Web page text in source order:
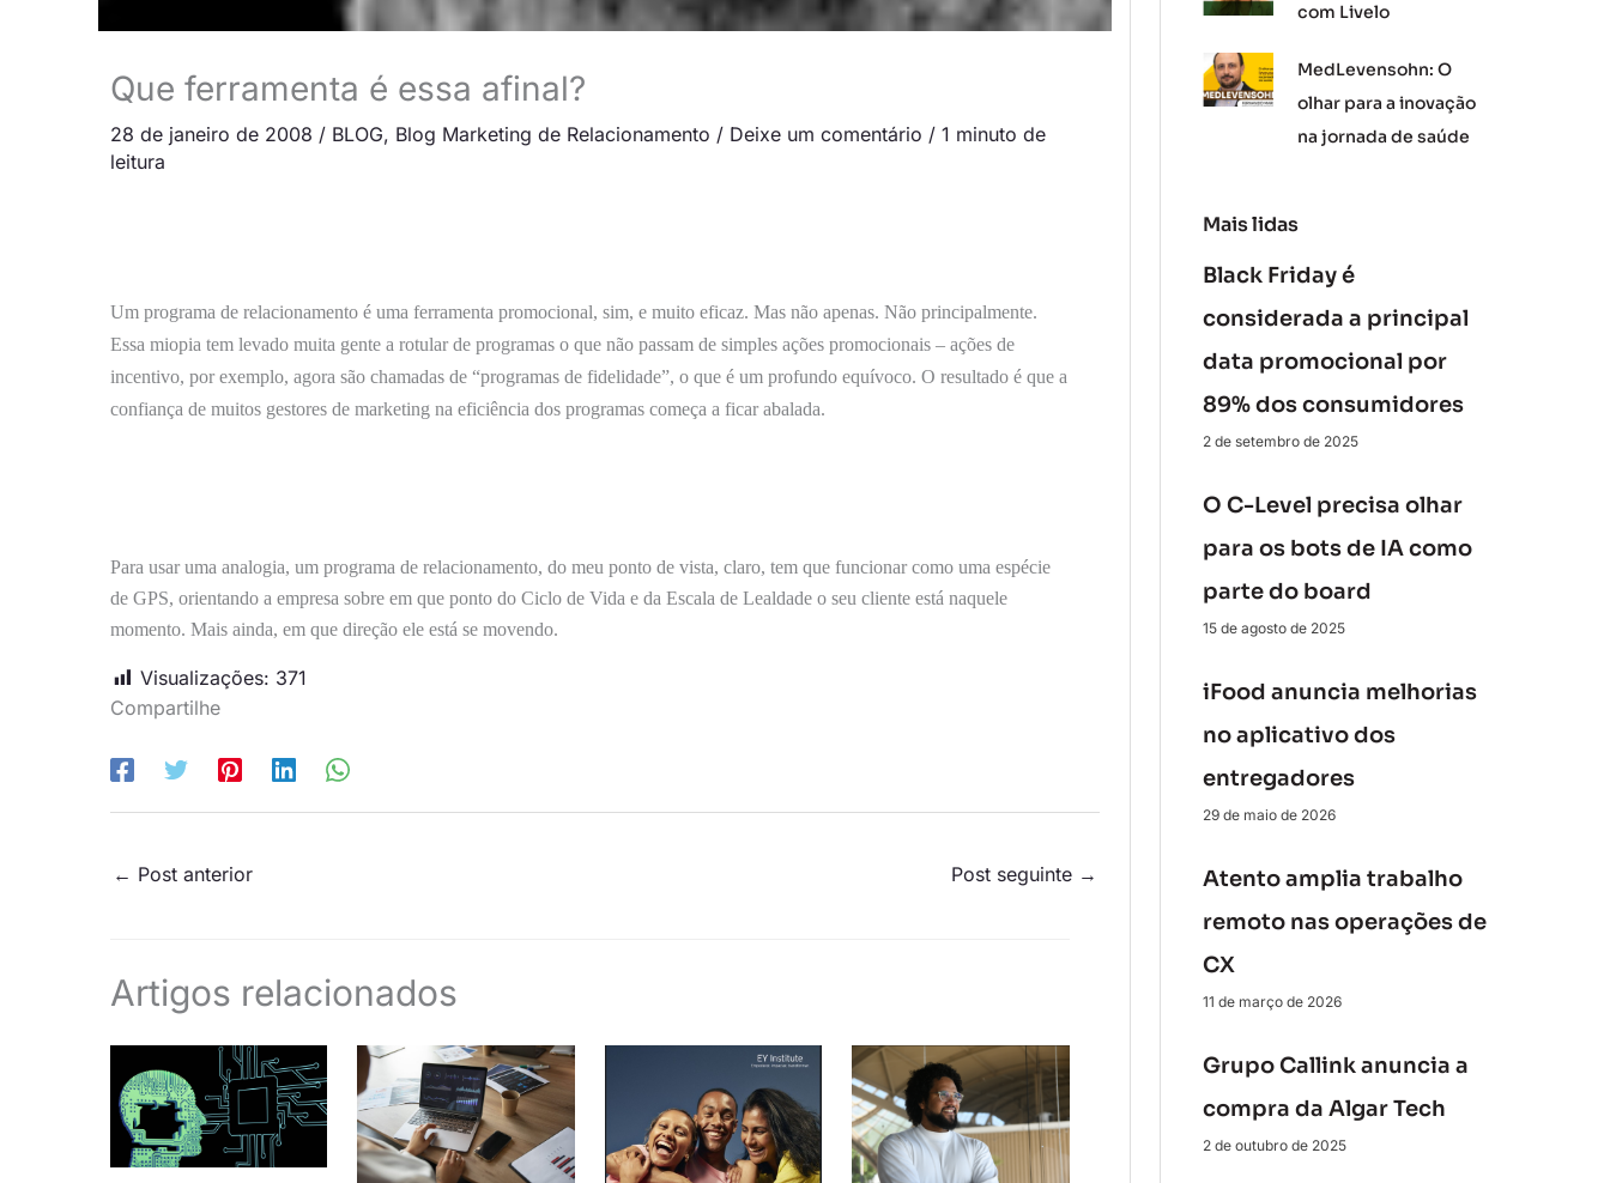
Que ferramenta é essa afinal?
28 de janeiro de 2008 / BLOG, Blog Marketing de Relacionamento / Deixe um comentário / 1 minuto de
leitura
Um programa de relacionamento é uma ferramenta promocional, sim, e muito eficaz. Mas não apenas. Não principalmente.
Essa miopia tem levado muita gente a rotular de programas o que não passam de simples ações promocionais – ações de
incentivo, por exemplo, agora são chamadas de “programas de fidelidade”, o que é um profundo equívoco. O resultado é que a
confiança de muitos gestores de marketing na eficiência dos programas começa a ficar abalada.
Para usar uma analogia, um programa de relacionamento, do meu ponto de vista, claro, tem que funcionar como uma espécie
de GPS, orientando a empresa sobre em que ponto do Ciclo de Vida e da Escala de Lealdade o seu cliente está naquele
momento. Mais ainda, em que direção ele está se movendo.
Visualizações: 371
Compartilhe
← Post anterior Post seguinte →
Artigos relacionados
com Livelo
MedLevensohn: O
olhar para a inovação
na jornada de saúde
Mais lidas
Black Friday é
considerada a principal
data promocional por
89% dos consumidores
2 de setembro de 2025
O C-Level precisa olhar
para os bots de IA como
parte do board
15 de agosto de 2025
iFood anuncia melhorias
no aplicativo dos
entregadores
29 de maio de 2026
Atento amplia trabalho
remoto nas operações de
CX
11 de março de 2026
Grupo Callink anuncia a
compra da Algar Tech
2 de outubro de 2025